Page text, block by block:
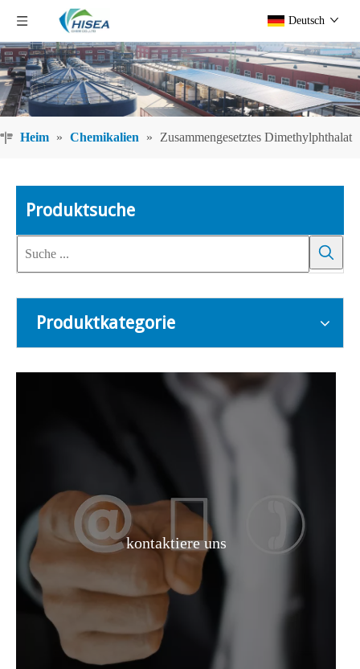
Deutsch
Heim » Chemikalien » Zusammengesetztes Dimethylphthalat
Produktsuche
Produktkategorie
kontaktiere uns